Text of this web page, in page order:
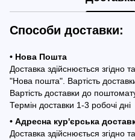
Способи доставки:
• Нова Пошта
Доставка здійснюється згідно
"Нова пошта". Вартість
Вартість доставки до
Термін доставки 1-3 робочі дні
• Адресна кур'єрська
Доставка здійснюється згідно